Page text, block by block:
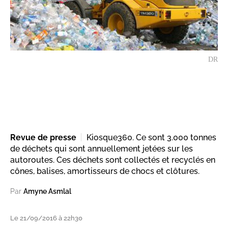
DR
Revue de presse
Kiosque360. Ce sont 3.000 tonnes
de déchets qui sont annuellement jetées sur les
autoroutes. Ces déchets sont collectés et recyclés en
cônes, balises, amortisseurs de chocs et clôtures.
Par Amyne Asmlal
Le 21/09/2016 à 22h30